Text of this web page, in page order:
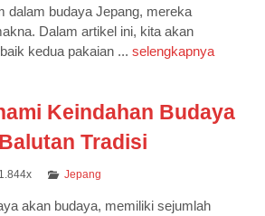
dalam budaya Jepang, mereka
Dalam artikel ini, kita akan
kedua pakaian ... selengkapnya
Keindahan Budaya
Tradisi
1.844x Jepang
akan budaya, memiliki sejumlah